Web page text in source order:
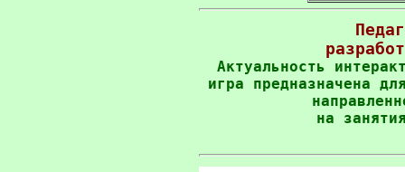
Актуальность
игра предназначена